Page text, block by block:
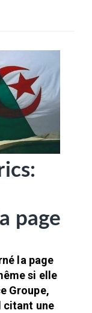
page
la page
si elle
Groupe,
citant une